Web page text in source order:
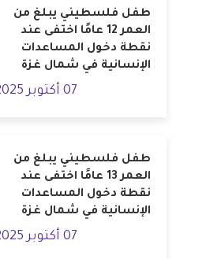
طفل فلسطيني يبلغ من
العمر 12 عامًا اختفى عند
نقطة دخول المساعدات
الإنسانية في شمال غزة
07 أكتوبر 2025
طفل فلسطيني يبلغ من
العمر 13 عامًا اختفى عند
نقطة دخول المساعدات
الإنسانية في شمال غزة
07 أكتوبر 2025